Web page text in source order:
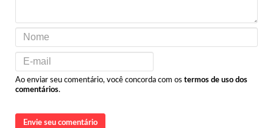
Ao enviar seu comentário, você concorda com os termos de uso dos
comentários.
Envie seu comentário